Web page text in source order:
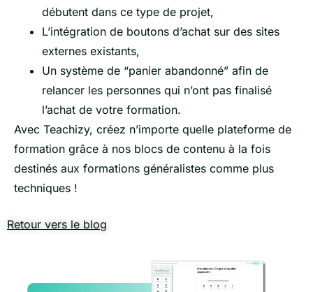
débutent dans ce type de projet,
L’intégration de boutons d’achat sur des sites
externes existants,
Un système de “panier abandonné” afin de
relancer les personnes qui n’ont pas finalisé
l’achat de votre formation.
Avec Teachizy, créez n’importe quelle plateforme de
formation grâce à nos blocs de contenu à la fois
destinés aux formations généralistes comme plus
techniques !
Retour vers le blog